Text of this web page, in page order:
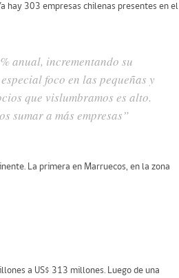
hay 303 empresas chilenas presentes en el
anual, incrementando su
foco en las pequeñas y
que vislumbramos es alto.
sumar a más empresas”
La primera en Marruecos, en la zona
a US$ 313 millones. Luego de una